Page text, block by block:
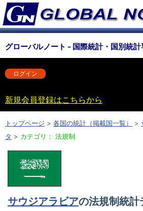
グローバルノート - 国際統計・国別統計
ログイン
新規会員登録はこちらから
トップページ > 各国の統計（掲載国一覧） >
タ > カテゴリ： 法規制
サウジアラビアの法規制統計